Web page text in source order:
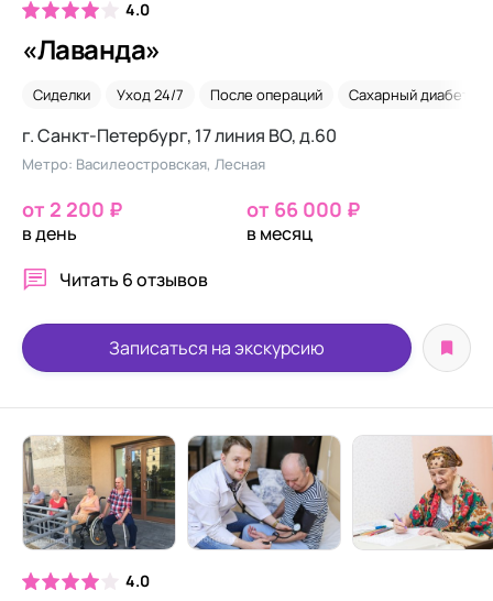
4.0
«Лаванда»
Сиделки Уход 24/7 После операций Сахарный диабет
г. Санкт-Петербург, 17 линия ВО, д.60
Метро: Василеостровская, Лесная
от 2 200 ₽
в день
от 66 000 ₽
в месяц
Читать 6 отзывов
Записаться на экскурсию
4.0